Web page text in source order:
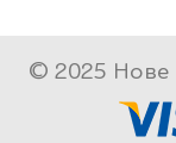
© 2025 Нове